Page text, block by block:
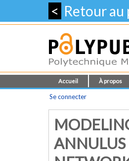
< Retour
Accueil À propos
Se connecter